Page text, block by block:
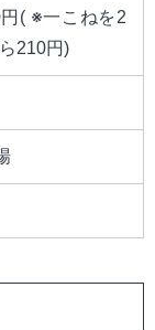
( ※一こねを2
210円)